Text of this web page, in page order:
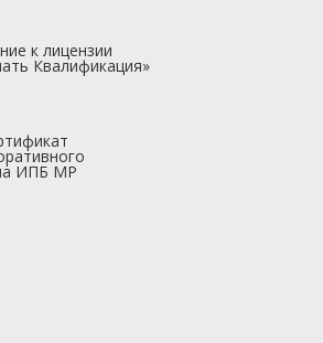
к лицензии
Квалификация»
ИПБ МР